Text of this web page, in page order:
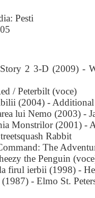
Pesti
2 3-D (2009) -
/ Peterbilt (voce)
(2004) - Additional
lui Nemo (2003) -
Monstrilor (2001) -
Rabbit
The
the Penguin
firul ierbii (1998) -
- Elmo St.